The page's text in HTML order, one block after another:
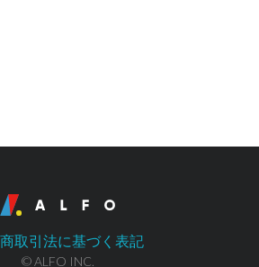
取引法に基づく表記
© ALFO INC.